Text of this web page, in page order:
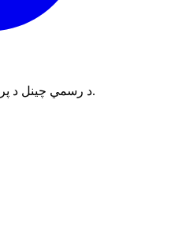
د رسمي چینل د پرانیستو لپاره پر آیکن کلیک وکړئ.